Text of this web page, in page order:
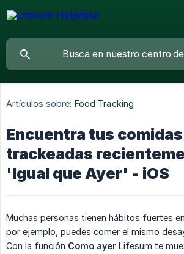
Artículos sobre: Food Tracking
Encuentra tus comidas
trackeadas
'Igual que Ayer' - iOS
Muchas personas tienen hábitos fuertes
por ejemplo, puedes comer el mismo
Con la función Como ayer Lifesum te